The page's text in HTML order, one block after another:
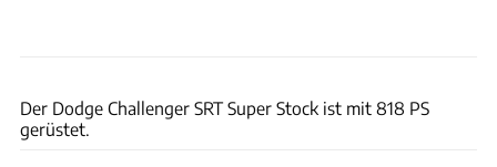
Der Dodge Challenger SRT Super Stock ist mit 818 PS
gerüstet.